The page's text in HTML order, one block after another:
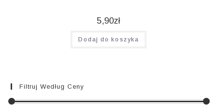
5,90zł
Dodaj do koszyka
Filtruj Według Ceny